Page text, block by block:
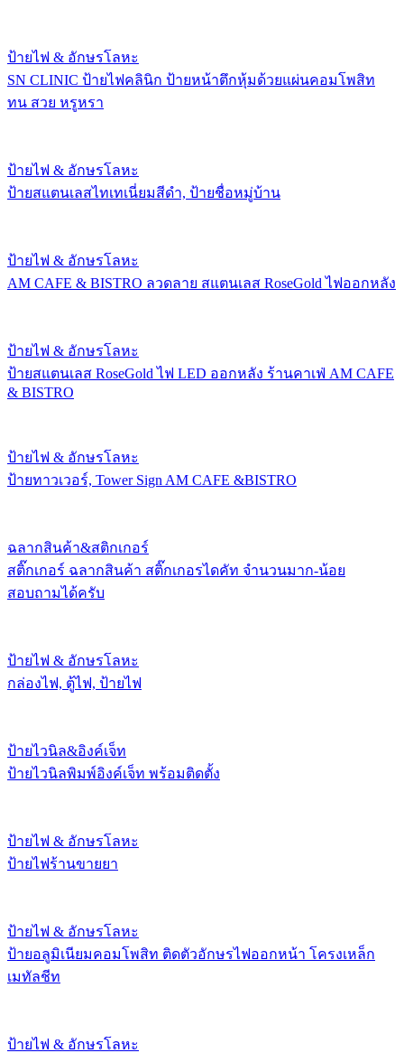
ป้ายไฟ & อักษรโลหะ
SN CLINIC ป้ายไฟคลินิก ป้ายหน้าตึกหุ้มด้วยแผ่นคอมโพสิท
ทน สวย หรูหรา
ป้ายไฟ & อักษรโลหะ
ป้ายสแตนเลสไทเทเนี่ยมสีดำ, ป้ายชื่อหมู่บ้าน
ป้ายไฟ & อักษรโลหะ
AM CAFE & BISTRO ลวดลาย สแตนเลส RoseGold ไฟออกหลัง
ป้ายไฟ & อักษรโลหะ
ป้ายสแตนเลส RoseGold ไฟ LED ออกหลัง ร้านคาเฟ่ AM CAFE
& BISTRO
ป้ายไฟ & อักษรโลหะ
ป้ายทาวเวอร์, Tower Sign AM CAFE &BISTRO
ฉลากสินค้า&สติกเกอร์
สติ๊กเกอร์ ฉลากสินค้า สติ๊กเกอรไดคัท จำนวนมาก-น้อย
สอบถามได้ครับ
ป้ายไฟ & อักษรโลหะ
กล่องไฟ, ตู้ไฟ, ป้ายไฟ
ป้ายไวนิล&อิงค์เจ็ท
ป้ายไวนิลพิมพ์อิงค์เจ็ท พร้อมติดตั้ง
ป้ายไฟ & อักษรโลหะ
ป้ายไฟร้านขายยา
ป้ายไฟ & อักษรโลหะ
ป้ายอลูมิเนียมคอมโพสิท ติดตัวอักษรไฟออกหน้า โครงเหล็ก
เมทัลชีท
ป้ายไฟ & อักษรโลหะ